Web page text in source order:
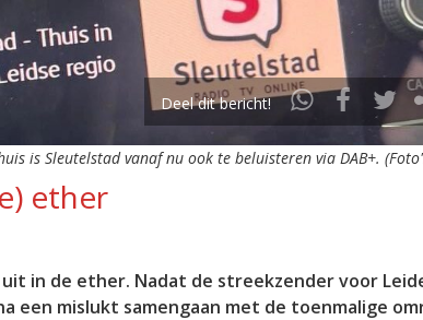
Deel dit bericht!
is Sleutelstad vanaf nu ook te beluisteren via DAB+.
ether
in de ether. Nadat de streekzender voor
een mislukt samengaan met de toenmalige